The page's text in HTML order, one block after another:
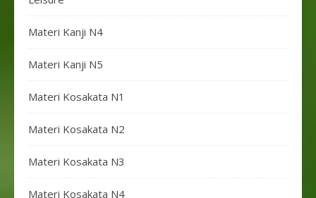
Materi Kanji N4
Materi Kanji N5
Materi Kosakata N1
Materi Kosakata N2
Materi Kosakata N3
Materi Kosakata N4